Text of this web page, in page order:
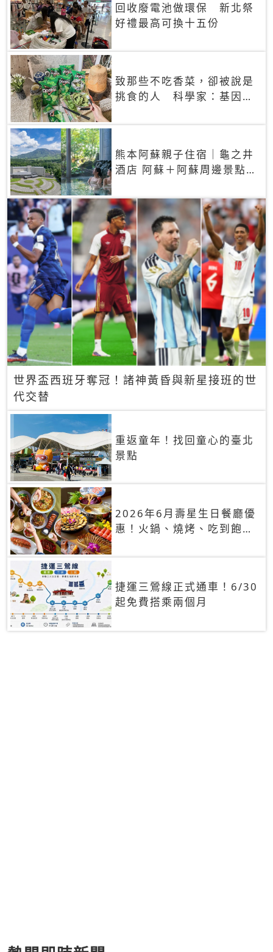
回收廢電池做環保 新北祭
好禮最高可換十五份
致那些不吃香菜，卻被說是
挑食的人 科學家：基因決
熊本阿蘇親子住宿｜龜之井
酒店 阿蘇＋阿蘇周邊景點一
世界盃西班牙奪冠！諸神黃昏與新星接班的世
代交替
重返童年！找回童心的臺北
景點
2026年6月壽星生日餐廳優
惠！火鍋、燒烤、吃到飽，
捷運三鶯線正式通車！6/30
起免費搭乘兩個月